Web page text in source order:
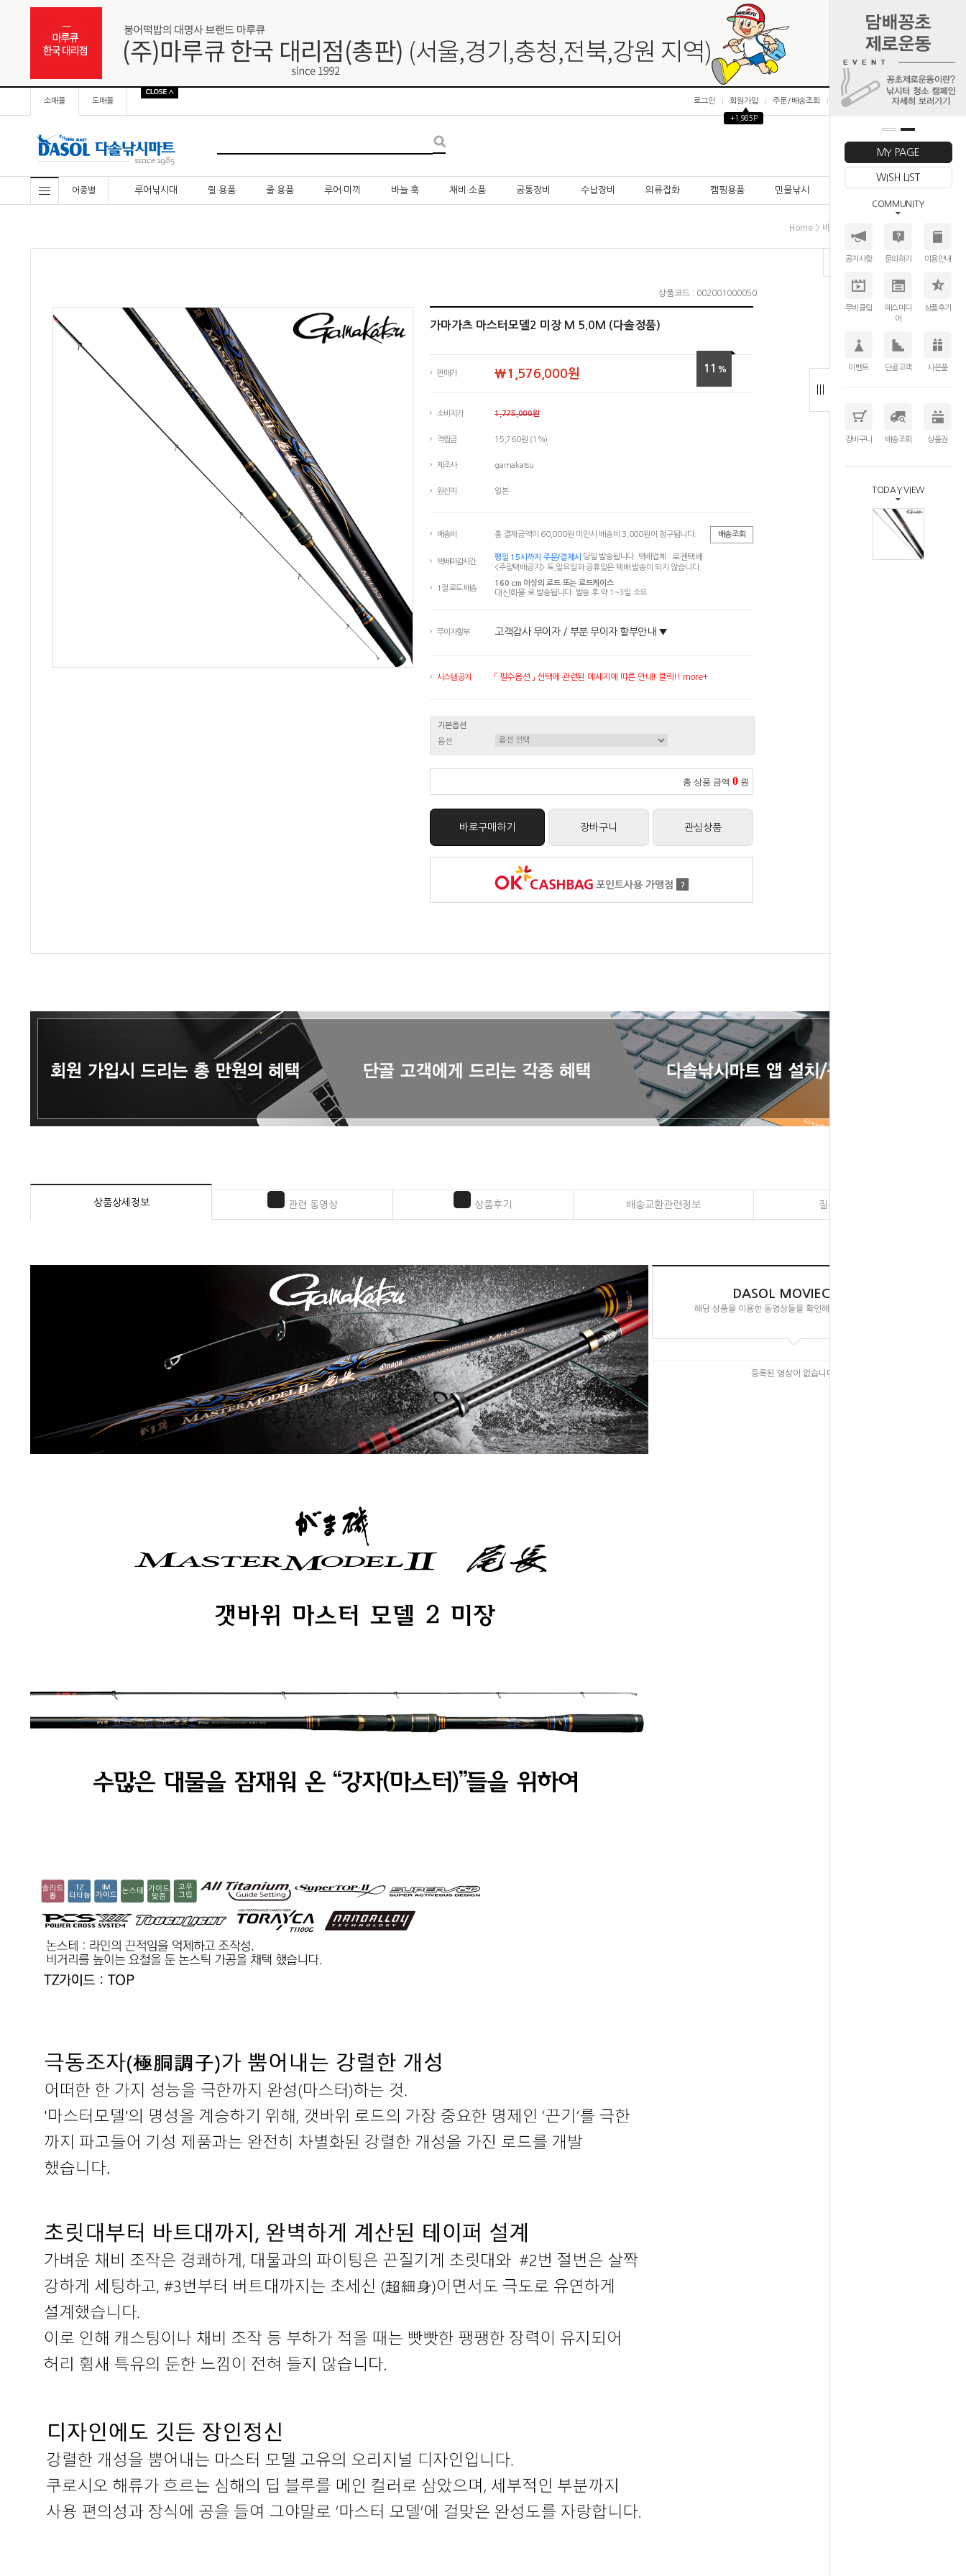
MY PAGE
WISH LIST
COMMUNITY
공지사항 문의하기 이용안내
무비클립
매스미디
어
상품후기
이벤트 단골고객 사은품
장바구니 배송조회 상품권
TODAY VIEW
소매몰 도매몰 로그인 회원가입
▲
+1,985P
주문/배송조회 마이페이지
어종별 루어낚시대 릴·용품 줄·용품 루어·미끼 바늘·훅 채비·소품 공통장비 수납장비 의류잡화 캠핑용품 민물낚시 바다낚시
Home > 바다낚시
상품코드 : 002001000050
가마가츠 마스터모델2 미장 M 5.0M (다솔정품)
판매가 ￦1,576,000원 11 %
소비자가 1,775,000원
적립금 15,760원 (1%)
제조사 gamakatsu
원산지 일본
배송비 총 결제금액이 60,000원 미만시 배송비 3,000원이 청구됩니다. 배송조회
택배마감시간
평일 15시까지 주문/결제시 당일 발송됩니다. 택배업체 : 로젠택배
<주말택배공지> 토,일요일과 공휴일은 택배 발송이 되지 않습니다.
1절 로드 배송
160 cm 이상의 로드 또는 로드케이스
대신화물 로 발송됩니다. 발송 후 약 1~3일 소요
무이자할부 고객감사 무이자 / 부분 무이자 할부안내 ▼
시스템 공지 「 필수옵션 」 선택에 관련된 메세지에 따른 안내! 클릭!! more+
기본옵션
옵션
총 상품 금액 0 원
바로구매하기 장바구니 관심상품
포인트사용 가맹점 ?
상품상세정보 관련 동영상 상품후기 배송교환관련정보 질문과 대답
DASOL MOVIECLIPS
해당 상품을 이용한 동영상들을 확인해 보실 수 있습니다.
등록된 영상이 없습니다.